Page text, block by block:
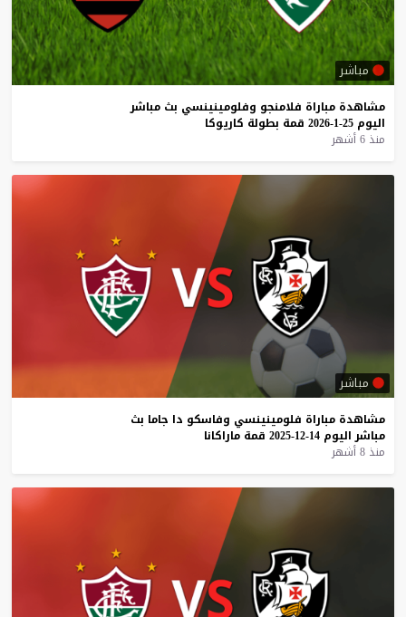
مباشر
مشاهدة مباراة فلامنجو وفلومينينسي بث مباشر
اليوم 25-1-2026 قمة بطولة كاريوكا
منذ 6 أشهر
مباشر
مشاهدة مباراة فلومينينسي وفاسكو دا جاما بث
مباشر اليوم 14-12-2025 قمة ماراكانا
منذ 8 أشهر